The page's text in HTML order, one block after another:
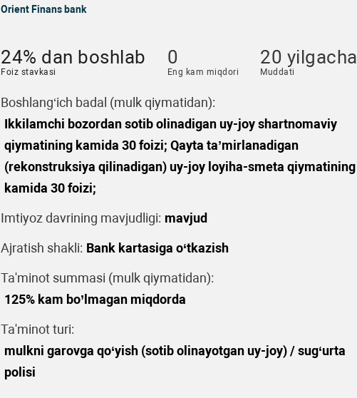
Orient Finans bank
24% dan boshlab
Foiz stavkasi
0
Eng kam miqdori
20 yilgacha
Muddati
Boshlang‘ich badal (mulk qiymatidan):
Ikkilamchi bozordan sotib olinadigan uy-joy shartnomaviy
qiymatining kamida 30 foizi; Qayta taʼmirlanadigan
(rekonstruksiya qilinadigan) uy-joy loyiha-smeta qiymatining
kamida 30 foizi;
Imtiyoz davrining mavjudligi: mavjud
Ajratish shakli: Bank kartasiga o‘tkazish
Ta'minot summasi (mulk qiymatidan):
125% kam bo’lmagan miqdorda
Ta'minot turi:
mulkni garovga qo‘yish (sotib olinayotgan uy-joy) / sug‘urta
polisi